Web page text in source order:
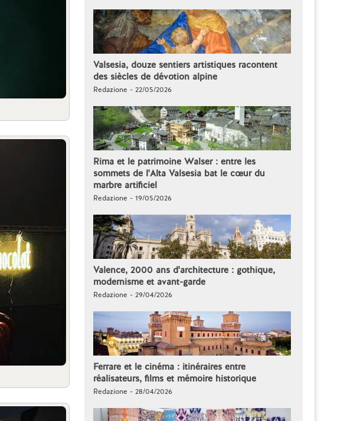
Valsesia, douze sentiers artistiques racontent
des siècles de dévotion alpine
Redazione - 22/05/2026
Rima et le patrimoine Walser : entre les
sommets de l'Alta Valsesia bat le cœur du
marbre artificiel
Redazione - 19/05/2026
Valence, 2000 ans d'architecture : gothique,
modernisme et avant-garde
Redazione - 29/04/2026
Ferrare et le cinéma : itinéraires entre
réalisateurs, films et mémoire historique
Redazione - 28/04/2026